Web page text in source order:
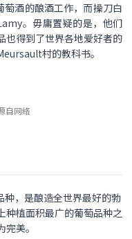
酒的酿酒工作，而操刀白
。毋庸置疑的是，他们
也得到了世界各地爱好者的
村的教科书。
自网络
，是酿造全世界最好的勃
种植面积最广的葡萄品种之
美。